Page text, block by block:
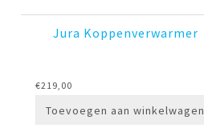
Jura Koppenverwarmer
€219,00
Toevoegen aan winkelwagen